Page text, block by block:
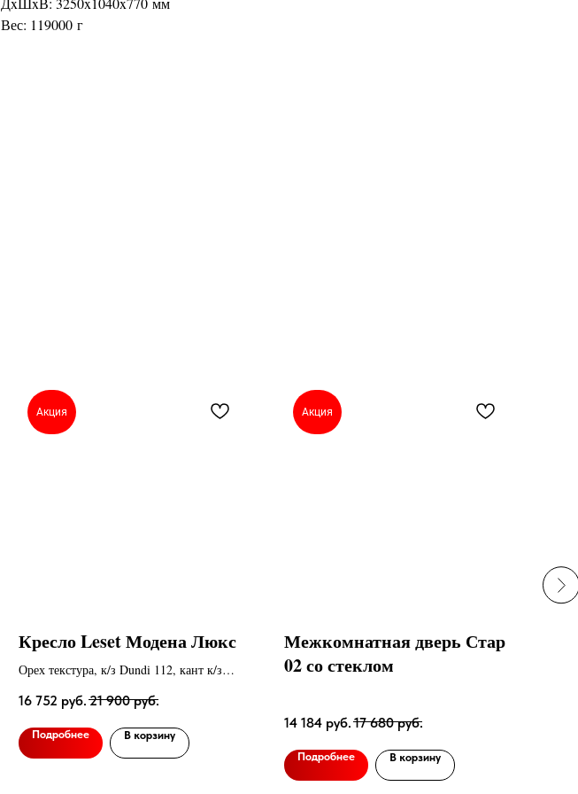
Вес: 119000 г
Акция
Кресло Leset Модена Люкс
Орех текстура, к/з Dundi 112, кант к/з
16 752 руб. 21 900 руб.
Подробнее В корзину
Акция
Межкомнатная дверь Стар
02 со стеклом
14 184 руб. 17 680 руб.
Подробнее В корзину